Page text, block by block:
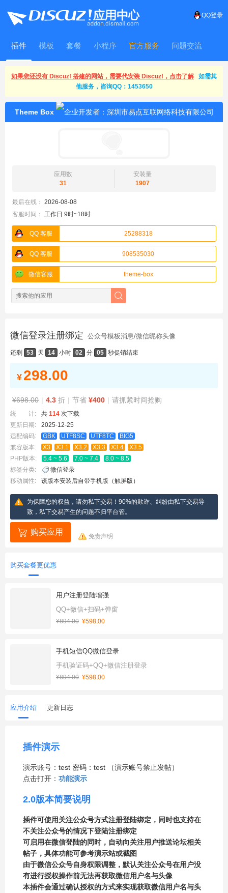
QQ登录
插件 模板 套餐 小程序 官方服务 问题交流
WitFrame
如果您还没有 Discuz! 搭建的网站，需要代安装 Discuz!，点击了解
如需其
他服务，咨询QQ：1453650
Theme Box
应用数
31
安装量
1907
最后在线： 2026-08-08
客服时间： 工作日 9时~18时
QQ 客服 25288318
QQ 客服 908535030
微信客服 theme-box
微信登录注册绑定 公众号模板消息/微信昵称头像
还剩 53 天 14 小时 02 分 05 秒促销结束
¥ 298.00
¥698.00 | 4.3 折 | 节省 ¥400 | 请抓紧时间抢购
统 计: 共 114 次下载
更新日期:
2025-12-25
适配编码:
GBK UTF8SC UTF8TC
BIG5
兼容版本:
X3 X3.1 X3.2 X3.3 X3.4
X3.5
PHP版本:
5.4 ~ 5.6 7.0 ~ 7.4
8.0 ~ 8.5
标签分类:
微信登录
移动属性:
该版本安装后自带手机版（触屏版）
为保障您的权益，请勿私下交易！90%的欺诈、纠纷由私下交易导
致，私下交易产生的问题不归平台管。
购买应用 免责声明
购买套餐更优惠
用户注册登陆增强
QQ+微信+扫码+弹窗
¥894.00 ¥598.00
手机短信QQ微信登录
手机验证码+QQ+微信注册登录
¥894.00 ¥598.00
应用介绍 更新日志
插件演示
演示账号：test 密码：test （演示账号禁止发帖）
点击打开： 功能演示
2.0版本简要说明
插件可使用关注公众号方式注册登陆绑定，同时也支持在
不关注公众号的情况下登陆注册绑定
可启用在微信登陆的同时，自动向关注用户推送论坛相关
帖子，具体功能可参考演示站或截图
由于微信公众号自身权限调整，默认关注公众号在用户没
有进行授权操作前无法再获取微信用户名与头像
本插件会通过确认授权的方式来实现获取微信用户名与头